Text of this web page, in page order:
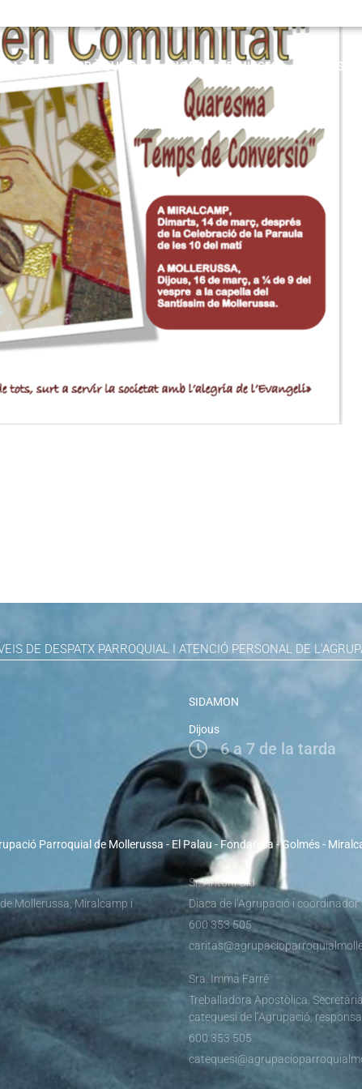
PARRÒQUIES HORARI DE MISSES RECURSOS
DE DESPATX PARROQUIAL I ATENCIÓ PERSONAL DE
SIDAMON
Dijous
6 a 7 de la tarda
Parroquial de Mollerussa - El Palau - Fondarella - Golmés -
Mollerussa, Miralcamp i
Sr. Antoni Cid
Diaca de l’Agrupació i
600 353 505
Sra. Imma Farré
Treballadora Apostòlica.
catequesi de l’Agrupació,
600 353 505